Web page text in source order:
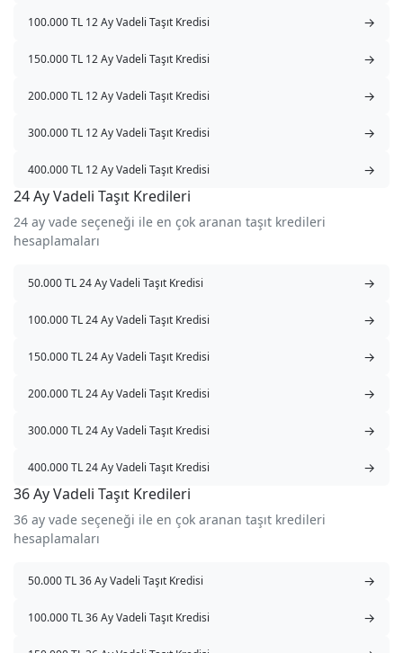
100.000 TL 12 Ay Vadeli Taşıt Kredisi →
150.000 TL 12 Ay Vadeli Taşıt Kredisi →
200.000 TL 12 Ay Vadeli Taşıt Kredisi →
300.000 TL 12 Ay Vadeli Taşıt Kredisi →
400.000 TL 12 Ay Vadeli Taşıt Kredisi →
24 Ay Vadeli Taşıt Kredileri
24 ay vade seçeneği ile en çok aranan taşıt kredileri
hesaplamaları
50.000 TL 24 Ay Vadeli Taşıt Kredisi →
100.000 TL 24 Ay Vadeli Taşıt Kredisi →
150.000 TL 24 Ay Vadeli Taşıt Kredisi →
200.000 TL 24 Ay Vadeli Taşıt Kredisi →
300.000 TL 24 Ay Vadeli Taşıt Kredisi →
400.000 TL 24 Ay Vadeli Taşıt Kredisi →
36 Ay Vadeli Taşıt Kredileri
36 ay vade seçeneği ile en çok aranan taşıt kredileri
hesaplamaları
50.000 TL 36 Ay Vadeli Taşıt Kredisi →
100.000 TL 36 Ay Vadeli Taşıt Kredisi →